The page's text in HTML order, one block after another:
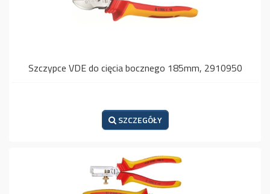
Szczypce VDE do cięcia bocznego 185mm, 2910950
SZCZEGÓŁY